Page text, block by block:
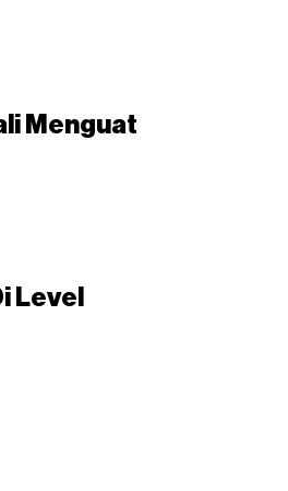
Menguat
Level